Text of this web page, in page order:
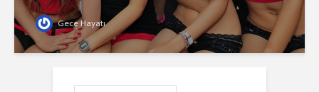
Gece Hayatı